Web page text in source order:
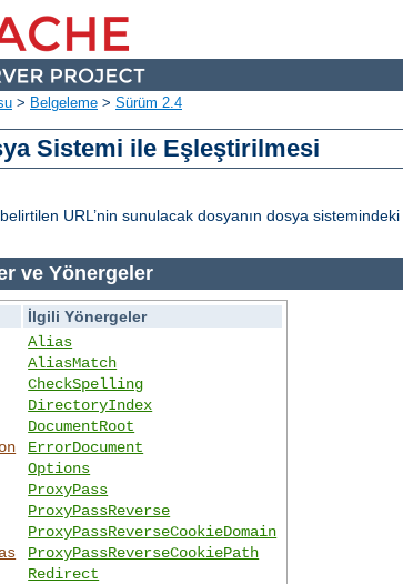
> Belgeleme > Sürüm 2.4
Sistemi ile Eşleştirilmesi
URL’nin sunulacak dosyanın dosya
ve Yönergeler
İlgili Yönergeler
Alias
AliasMatch
CheckSpelling
DirectoryIndex
DocumentRoot
ErrorDocument
Options
ProxyPass
ProxyPassReverse
ProxyPassReverseCookieDomain
ProxyPassReverseCookiePath
Redirect